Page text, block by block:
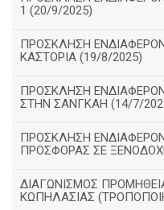
1 (20/9/2025)
ΠΡΟΣΚΛΗΣΗ
ΚΑΣΤΟΡΙΑ (19/8/2025)
ΠΡΟΣΚΛΗΣΗ
ΣΤΗΝ ΣΑΝΓΚΑΗ (14/7/
ΠΡΟΣΚΛΗΣΗ
ΠΡΟΣΦΟΡΑΣ ΣΕ
ΔΙΑΓΩΝΙΣΜΟΣ
ΚΩΠΗΛΑΣΙΑΣ